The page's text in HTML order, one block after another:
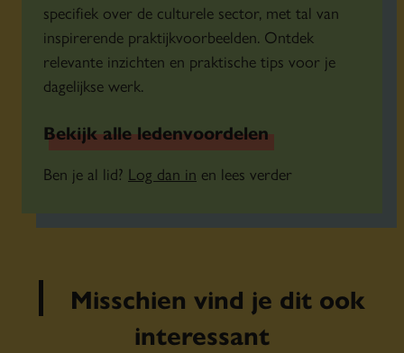
specifiek over de culturele sector, met tal van
inspirerende praktijkvoorbeelden. Ontdek
relevante inzichten en praktische tips voor je
dagelijkse werk.
Bekijk alle ledenvoordelen
Ben je al lid? Log dan in en lees verder
Misschien vind je dit ook
interessant